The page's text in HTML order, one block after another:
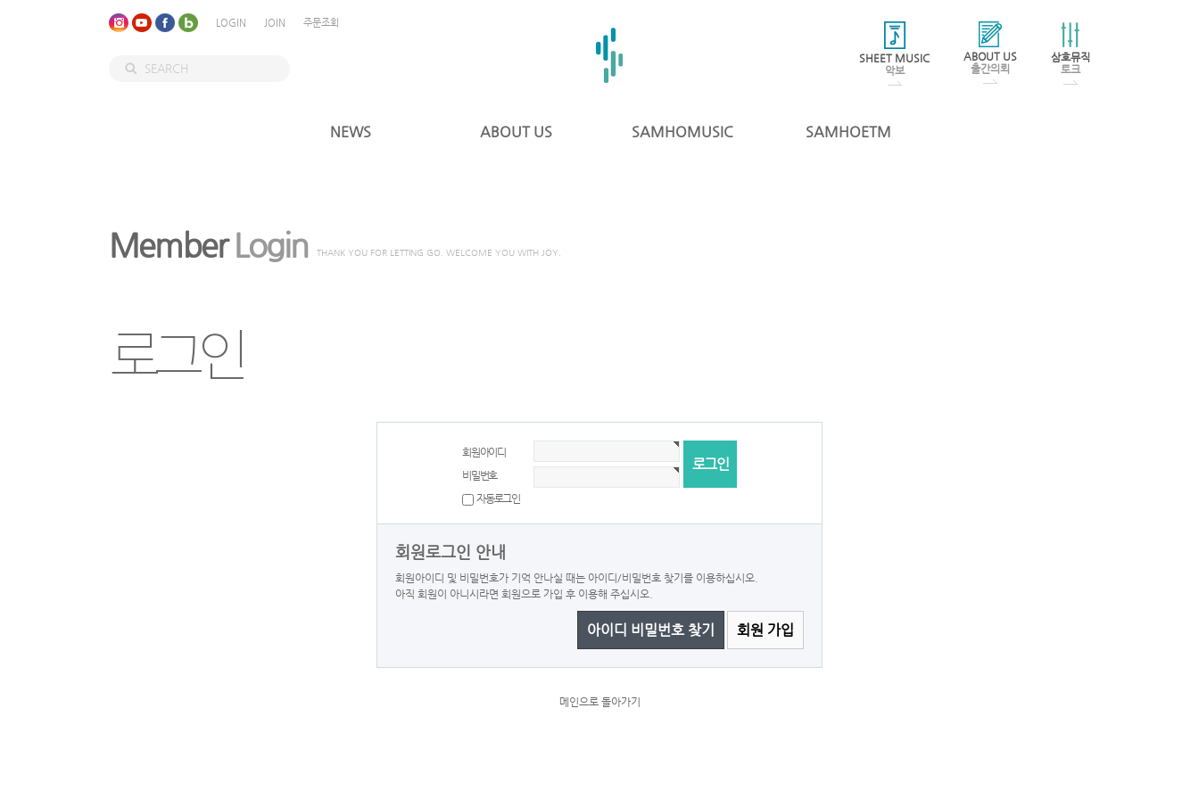
LOGIN JOIN 주문조회
SHEET MUSIC
악보
ABOUT US
출간의뢰
삼호뮤직
토크
NEWS ABOUT US SAMHOMUSIC SAMHOETM
MemberLogin THANK YOU FOR LETTING GO. WELCOME YOU WITH JOY.
로그인
회원아이디
비밀번호
자동로그인
회원로그인 안내
회원아이디 및 비밀번호가 기억 안나실 때는 아이디/비밀번호 찾기를 이용하십시오.
아직 회원이 아니시라면 회원으로 가입 후 이용해 주십시오.
아이디 비밀번호 찾기 회원 가입
메인으로 돌아가기